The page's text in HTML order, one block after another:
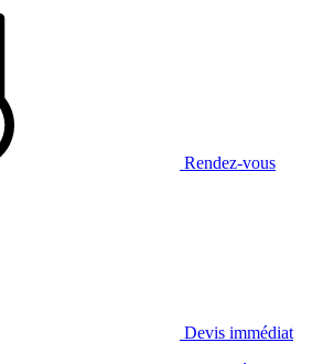
Rendez-vous
Devis immédiat